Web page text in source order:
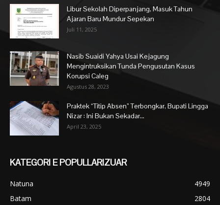
Libur Sekolah Diperpanjang, Masuk Tahun
Ajaran Baru Mundur Sepekan
Juli 11, 2025
Nasib Suaidi Yahya Usai Kejagung
Mengintruksikan Tunda Pengusutan Kasus
Korupsi Caleg
Agustus 28, 2023
Praktek “Titip Absen” Terbongkar, Bupati Lingga
Nizar : Ini Bukan Sekadar...
April 23, 2025
KATEGORI E POPULLARIZUAR
Natuna
4949
Batam
2804